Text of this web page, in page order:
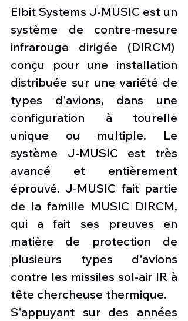
Elbit Systems J-MUSIC est un
système de contre-mesure
infrarouge dirigée (DIRCM)
conçu pour une installation
distribuée sur une variété de
types d'avions, dans une
configuration à tourelle
unique ou multiple. Le
système J-MUSIC est très
avancé et entièrement
éprouvé. J-MUSIC fait partie
de la famille MUSIC DIRCM,
qui a fait ses preuves en
matière de protection de
plusieurs types d'avions
contre les missiles sol-air IR à
tête chercheuse thermique.
S'appuyant sur des années